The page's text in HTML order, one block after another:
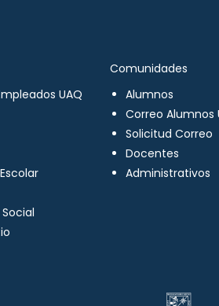
UAQ
Comunidades
Alumnos
Correo Alumnos
Solicitud Correo
Docentes
Administrativos